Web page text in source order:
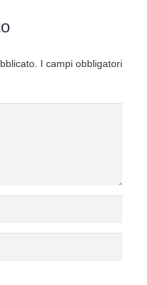
infatti
privati che
che li
ai propri
I campi obbligatori